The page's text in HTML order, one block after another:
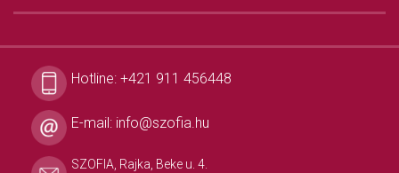
Hotline: +421 911 456448
E-mail: info@szofia.hu
SZOFIA, Rajka, Beke u. 4.